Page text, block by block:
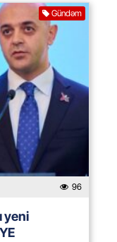
Gündəm
96
yeni